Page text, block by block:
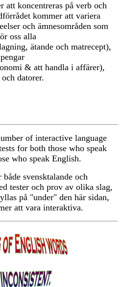
att koncentreras på verb och
kommer att variera
och ämnesområden som
oss alla
ätande och matrecept),
pengar
& att handla i affärer),
datorer.
of interactive language
for both those who speak
who speak English.
svensktalande och
tester och prov av olika slag,
på "under" den här sidan,
att vara interaktiva.